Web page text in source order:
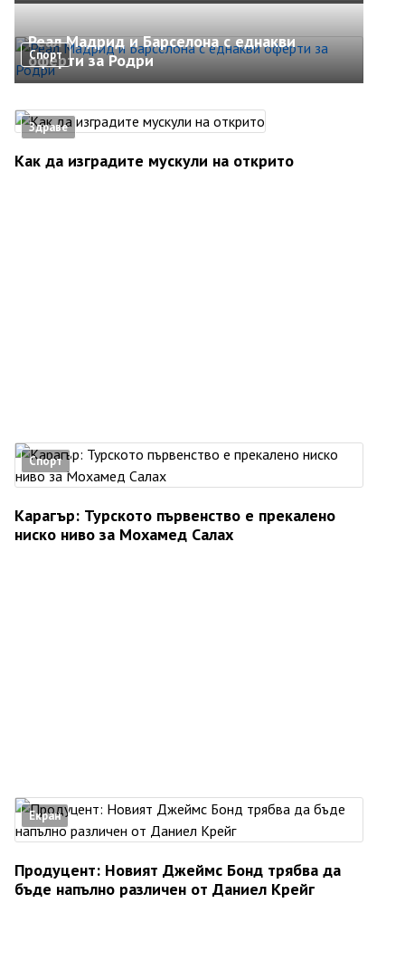
Спорт
Реал Мадрид и Барселона с еднакви
оферти за Родри
Здраве
Как да изградите мускули на открито
Спорт
Карагър: Турското първенство е прекалено
ниско ниво за Мохамед Салах
Екран
Продуцент: Новият Джеймс Бонд трябва да
бъде напълно различен от Даниел Крейг